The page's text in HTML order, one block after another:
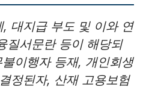
, 대지급 부도 및 이와 연
질서문란 등이 해당되
이행자 등재, 개인회생
정된자, 산재 고용보험